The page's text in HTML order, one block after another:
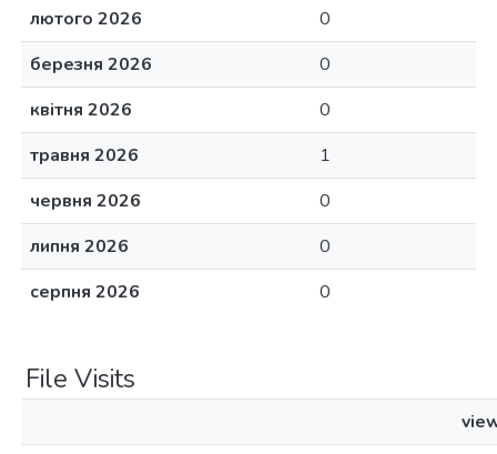
лютого 2026
0
березня 2026
0
квітня 2026
0
травня 2026
1
червня 2026
0
липня 2026
0
серпня 2026
0
File Visits